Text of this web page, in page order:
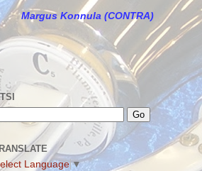
Margus Konnula (CONTRA)
Language ▼